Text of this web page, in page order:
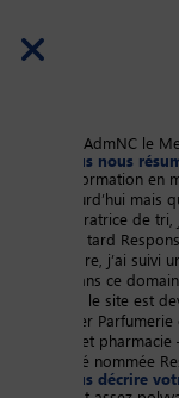
AdmNC le
Pouvez-vous nous
Après une formation en
je suis aujourd’hui
comme opératrice de
années plus tard
Dans ce cadre, j’ai
expertise dans ce
Entre temps le site est
Chef d’Atelier
parfumerie et
en 2016, été nommée
Pouvez-vous décrire